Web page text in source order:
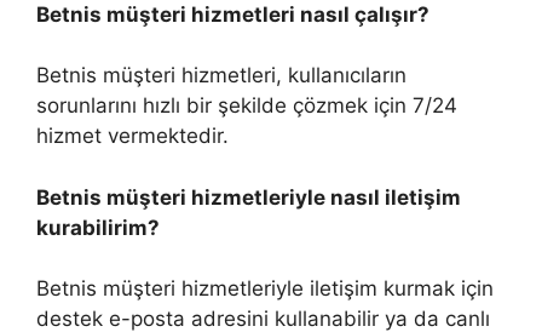
Betnis müşteri hizmetleri nasıl çalışır?
Betnis müşteri hizmetleri, kullanıcıların
sorunlarını hızlı bir şekilde çözmek için 7/24
hizmet vermektedir.
Betnis müşteri hizmetleriyle nasıl iletişim
kurabilirim?
Betnis müşteri hizmetleriyle iletişim kurmak için
destek e-posta adresini kullanabilir ya da canlı